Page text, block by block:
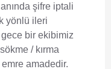
şifre iptali
yönlü ileri
bir ekibimiz
/ kırma
amadedir.